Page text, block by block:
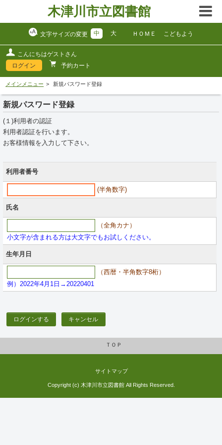
木津川市立図書館
文字サイズの変更 中 大 ＨＯＭＥ こどもよう
こんにちはゲストさん
ログイン
予約カート
メインメニュー 新規パスワード登録
新規パスワード登録
(１)利用者の認証
利用者認証を行います。
お客様情報を入力して下さい。
利用者番号
(半角数字)
氏名
（全角カナ）
小文字が含まれる方は大文字でもお試しください。
生年月日
（西暦・半角数字8桁）
例）2022年4月1日→20220401
ログインする キャンセル
ＴＯＰ
サイトマップ
Copyright (c) 木津川市立図書館 All Rights Reserved.